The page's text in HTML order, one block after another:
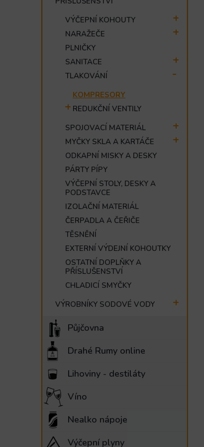
VÝČEPNÍ KOHOUTY
NARAŽEČE
PLNIČKY
SANITACE
TLAKOVÁNÍ
KOMPRESORY
REDUKČNÍ VENTILY
SPOJOVACÍ MATERIÁL
MYČKY SKLA A KARTÁČE
ODKAPNÍ MISKY A DESKY
PÁRTY PÍPY
VÝČEPNÍ STOLY, DESKY A
PODSTAVCE
IZOLAČNÍ MATERIÁL
ČERPADLA A ČEŘIČE
TĚSNĚNÍ
EXTERNÍ VÝDEJNÍ KOHOUTKY
OSTATNÍ DOPLŇKY A
PŘÍSLUŠENSTVÍ
CHLADICÍ SMYČKY
VÝROBNÍKY SODOVÉ VODY
Půjčovna
Drahé Rumy online
Lihoviny - destiláty
Víno
Nealko nápoje
Výčepní plyny